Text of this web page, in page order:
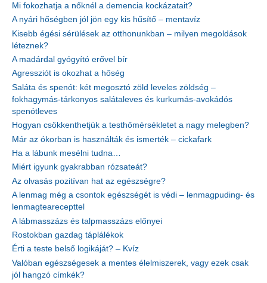
Mi fokozhatja a nőknél a demencia kockázatait?
A nyári hőségben jól jön egy kis hűsítő – mentavíz
Kisebb égési sérülések az otthonunkban – milyen megoldások
léteznek?
A madárdal gyógyító erővel bír
Agressziót is okozhat a hőség
Saláta és spenót: két megosztó zöld leveles zöldség –
fokhagymás-tárkonyos salátaleves és kurkumás-avokádós
spenótleves
Hogyan csökkenthetjük a testhőmérsékletet a nagy melegben?
Már az ókorban is használták és ismerték – cickafark
Ha a lábunk mesélni tudna…
Miért igyunk gyakrabban rózsateát?
Az olvasás pozitívan hat az egészségre?
A lenmag még a csontok egészségét is védi – lenmagpuding- és
lenmagtearecepttel
A lábmasszázs és talpmasszázs előnyei
Rostokban gazdag táplálékok
Érti a teste belső logikáját? – Kvíz
Valóban egészségesek a mentes élelmiszerek, vagy ezek csak
jól hangzó címkék?